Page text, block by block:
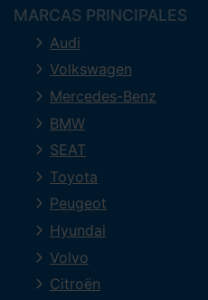
MARCAS PRINCIPALES
Audi
Volkswagen
Mercedes-Benz
BMW
SEAT
Toyota
Peugeot
Hyundai
Volvo
Citroën